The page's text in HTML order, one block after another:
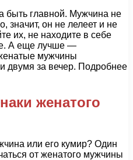
главной. Мужчина не
значит, он не лелеет и не
их, не находите в себе
А еще лучше —
мужчины
двумя за вечер. Подробнее
женатого
или его кумир? Один
от женатого мужчины